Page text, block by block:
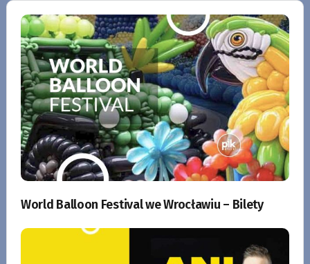
World Balloon Festival we Wrocławiu – Bilety